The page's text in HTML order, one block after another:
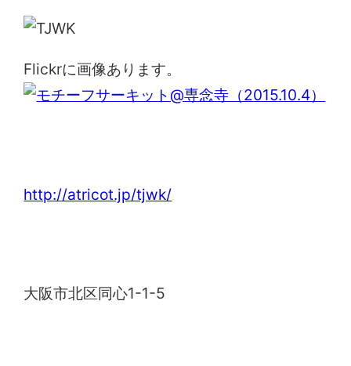
Flickrに画像あります。
http://atricot.jp/tjwk/
大阪市北区同心1-1-5